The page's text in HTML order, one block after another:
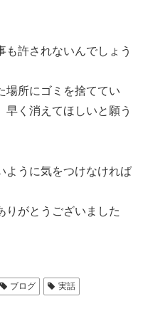
も許されないんでしょう
場所にゴミを捨ててい
早く消えてほしいと願う
ように気をつけなければ
りがとうございました
ブログ 実話